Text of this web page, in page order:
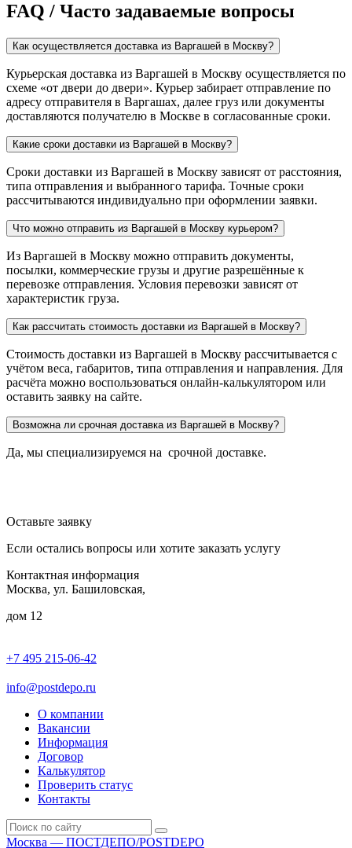
FAQ / Часто задаваемые вопросы
Как осуществляется доставка из Варгашей в Москву?
Курьерская доставка из Варгашей в Москву осуществляется по
схеме «от двери до двери». Курьер забирает отправление по
адресу отправителя в Варгашах, далее груз или документы
доставляются получателю в Москве в согласованные сроки.
Какие сроки доставки из Варгашей в Москву?
Сроки доставки из Варгашей в Москву зависят от расстояния,
типа отправления и выбранного тарифа. Точные сроки
рассчитываются индивидуально при оформлении заявки.
Что можно отправить из Варгашей в Москву курьером?
Из Варгашей в Москву можно отправить документы,
посылки, коммерческие грузы и другие разрешённые к
перевозке отправления. Условия перевозки зависят от
характеристик груза.
Как рассчитать стоимость доставки из Варгашей в Москву?
Стоимость доставки из Варгашей в Москву рассчитывается с
учётом веса, габаритов, типа отправления и направления. Для
расчёта можно воспользоваться онлайн-калькулятором или
оставить заявку на сайте.
Возможна ли срочная доставка из Варгашей в Москву?
Да, мы специализируемся на срочной доставке.
Оставьте заявку
Если остались вопросы или хотите заказать услугу
Контактная информация
Москва, ул. Башиловская,
дом 12
+7 495 215-06-42
info@postdepo.ru
О компании
Вакансии
Информация
Договор
Калькулятор
Проверить статус
Контакты
Москва — ПОСТДЕПО/POSTDEPO